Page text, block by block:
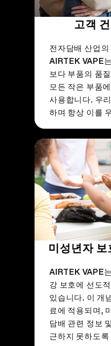
고객
전자담배 산업의
AIRTEK VAPE
보다 부품의 품
모든 작은 부품
사용합니다. 우
하며 항상 이를
미성년자 보
AIRTEK VAPE
강 보호에 선도
있습니다. 이 개
료에 적용되며,
담배 관련 정보
근하지 못하도